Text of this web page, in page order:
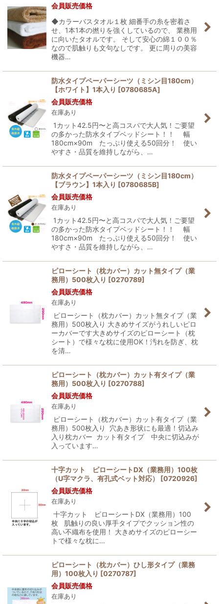
会員販売価格
◆カラーバスタオル１枚 細番手の糸を密着さ
せ、1本1本の撚りを強くしているので、 業務用
に向いたタオルです。 そして安心の綿１００％
なので肌触りも文句なしです。 更に周りの美容
機器…
防水タイプペーパーシーツ（ミシン目180cm）
【ホワイト】1本入り [0780685A]
会員販売価格
在庫あり
1カット42.5円〜と高コスパで大人気！ご要望
の多かった防水タイプベッドシート！！ 幅
180cm×90m たっぷり使える50回分！ 使い
やすさ・品質を維持しながら、…
防水タイプペーパーシーツ（ミシン目180cm）
【ブラウン】1本入り [0780685B]
会員販売価格
在庫あり
1カット42.5円〜と高コスパで大人気！ご要望
の多かった防水タイプベッドシート！！ 幅
180cm×90m たっぷり使える50回分！ 使い
やすさ・品質を維持しながら、…
ピローシート（枕カバー）カット無タイプ（業
務用）500枚入り [0270789]
会員販売価格
在庫あり
ピローシート（枕カバー）カット無タイプ（業
務用）500枚入り 大きめサイズがうれしいピロ
ーカバーです大きめサイズのピローシート（枕
シート）で様々な枕に使用OK！汚れを防ぎ、枕
を清…
ピローシート（枕カバー）カット有タイプ（業
務用）500枚入り [0270788]
会員販売価格
在庫あり
ピローシート（枕カバー）カット有タイプ（業
務用）500枚入り 穴あき形状にも最適！切込み
入り枕カバー カット有タイプ 中央に切込みが
入っています…
十字カット ピローシートDX（業務用）100枚
（U字マクラ、有孔式ベット対応）
[0720926]
会員販売価格
在庫あり
十字カット ピローシートDX（業務用）100
枚 肌触りの良い厚手タイプでクッション性の
高い不織布を使用！ 大きめサイズのピローシー
トで様々な枕に…
ピローシート（枕カバー）ひし形タイプ（業務
用）100枚入り [0270787]
会員販売価格
在庫あり